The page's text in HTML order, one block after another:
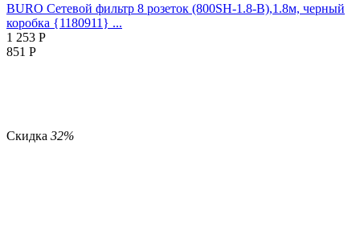
BURO Сетевой фильтр 8 розеток (800SH-1.8-B),1.8м, черный
коробка {1180911} ...
1 253 Р
851 Р
Скидка 32%